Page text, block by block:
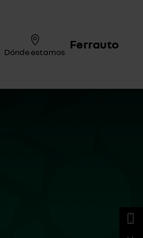
Dónde estamos
Ferrauto